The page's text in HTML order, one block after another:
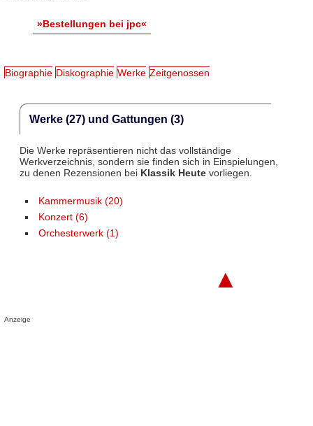
»Bestellungen bei jpc«
Biographie Diskographie Werke Zeitgenossen
Werke (27) und Gattungen (3)
Die Werke repräsentieren nicht das vollständige
Werkverzeichnis, sondern sie finden sich in Einspielungen,
zu denen Rezensionen bei Klassik Heutevorliegen.
Kammermusik (20)
Konzert (6)
Orchesterwerk (1)
▲
Anzeige